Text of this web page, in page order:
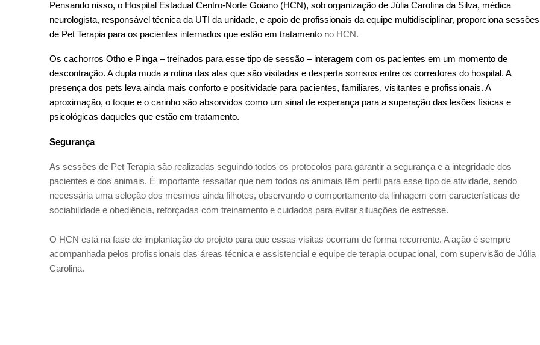
Pensando nisso, o Hospital Estadual Centro-Norte Goiano (HCN), sob organização de Júlia Carolina da Silva, médica
neurologista, responsável técnica da UTI da unidade, e apoio de profissionais da equipe multidisciplinar, proporciona sessões
de Pet Terapia para os pacientes internados que estão em tratamento no HCN.
Os cachorros Otho e Pinga – treinados para esse tipo de sessão – interagem com os pacientes em um momento de
descontração. A dupla muda a rotina das alas que são visitadas e desperta sorrisos entre os corredores do hospital. A
presença dos pets leva ainda mais conforto e positividade para pacientes, familiares, visitantes e profissionais. A
aproximação, o toque e o carinho são absorvidos como um sinal de esperança para a superação das lesões físicas e
psicológicas daqueles que estão em tratamento.
Segurança
As sessões de Pet Terapia são realizadas seguindo todos os protocolos para garantir a segurança e a integridade dos
pacientes e dos animais. É importante ressaltar que nem todos os animais têm perfil para esse tipo de atividade, sendo
necessária uma seleção dos mesmos ainda filhotes, observando o comportamento da linhagem com características de
sociabilidade e obediência, reforçadas com treinamento e cuidados para evitar situações de estresse.
O HCN está na fase de implantação do projeto para que essas visitas ocorram de forma recorrente. A ação é sempre
acompanhada pelos profissionais das áreas técnica e assistencial e equipe de terapia ocupacional, com supervisão de Júlia
Carolina.